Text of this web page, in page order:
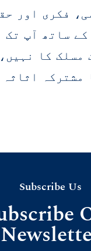
فکری اور
ساتھ آپ تک
مسلک کا
مشترکہ
Subscribe Us